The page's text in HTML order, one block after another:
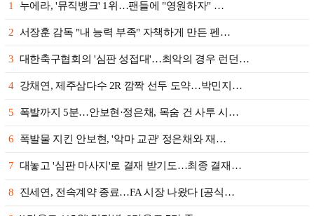
1 누에라, '뮤직뱅크' 1위…팬들에 "영원하자" …
2 서장훈 감독 "내 능력 부족" 자책하게 만든 펜…
3 대한축구협회의 '심판 성접대'…최악의 경우 런던…
4 강채연, 제주삼다수 2R 깜짝 선두 도약…박민지…
5 폭발까지 5분…안보현·정은채, 목숨 건 사투 시…
6 폭발물 지킨 안보현, '악마 교관' 정은채와 재…
7 대놓고 '심판 마사지'로 결재 받기도…최종 결재…
8 진세연, 전속계약 종료…FA 시장 나왔다 [공식…